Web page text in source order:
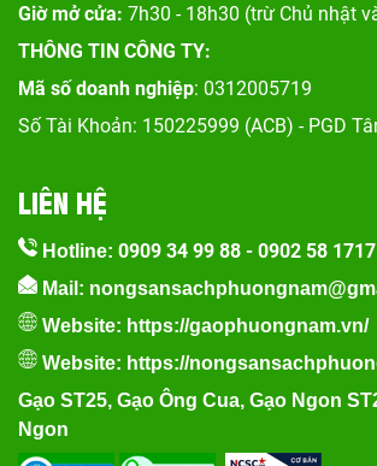
Giờ mở cửa: 7h30 - 18h30 (trừ Chủ nhật
THÔNG TIN CÔNG TY:
Mã số doanh nghiệp: 0312005719
Số Tài Khoản: 150225999 (ACB) - PGD
LIÊN HỆ
Hotline: 0909 34 99 88 - 0902 58 1717
Mail:
Website: https://gaophuongnam.vn/
Website: https://
Gạo ST25, Gạo Ông Cua, Gạo Ngon
Ngon